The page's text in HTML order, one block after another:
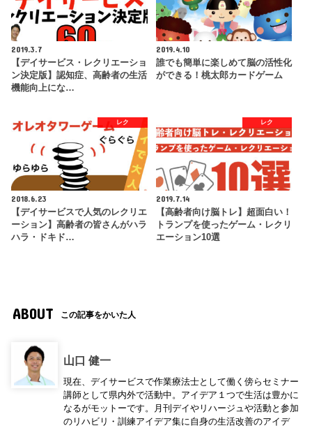
2019.3.7
【デイサービス・レクリエーショ
ン決定版】認知症、高齢者の生活
機能向上にな…
2019.4.10
誰でも簡単に楽しめて脳の活性化
ができる！桃太郎カードゲーム
レク
2018.6.23
【デイサービスで人気のレクリエ
ーション】高齢者の皆さんがハラ
ハラ・ドキド…
レク
2019.7.14
【高齢者向け脳トレ】超面白い！
トランプを使ったゲーム・レクリ
エーション10選
ABOUT この記事をかいた人
山口 健一
現在、デイサービスで作業療法士として働く傍らセミナー
講師として県内外で活動中。アイデア１つで生活は豊かに
なるがモットーです。月刊デイやリハージュや活動と参加
のリハビリ・訓練アイデア集に自身の生活改善のアイデ